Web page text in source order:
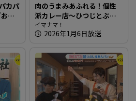
カパ
い
人
肉のうまみあふれる！個性
派カレー店～ひつじとぶた
【たまにはそとランチ】
イマナマ！
2026年1月6日放送